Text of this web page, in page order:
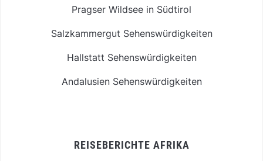
Pragser Wildsee in Südtirol
Salzkammergut Sehenswürdigkeiten
Hallstatt Sehenswürdigkeiten
Andalusien Sehenswürdigkeiten
REISEBERICHTE AFRIKA